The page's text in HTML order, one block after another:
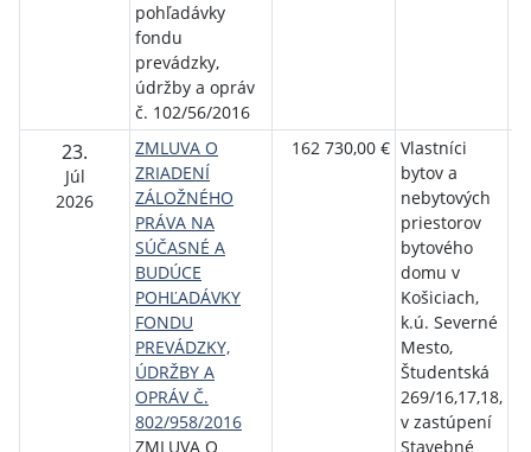
pohľadávky
fondu
prevádzky,
údržby a opráv
č. 102/56/2016
23.
Júl
2026
ZMLUVA O
ZRIADENÍ
ZÁLOŽNÉHO
PRÁVA NA
SÚČASNÉ A
BUDÚCE
POHĽADÁVKY
FONDU
PREVÁDZKY,
ÚDRŽBY A
OPRÁV Č.
802/958/2016
ZMLUVA O
162 730,00 € Vlastníci
bytov a
nebytových
priestorov
bytového
domu v
Košiciach,
k.ú. Severné
Mesto,
Študentská
269/16,17,18,
v zastúpení
Stavebné